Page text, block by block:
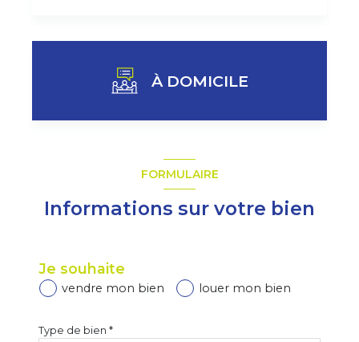
À DOMICILE
J'obtiens une estimation en 4 étapes
Je sélectionne le type de bien
FORMULAIRE
Informations sur votre bien
Je souhaite
vendre mon bien louer mon bien
Type de bien *